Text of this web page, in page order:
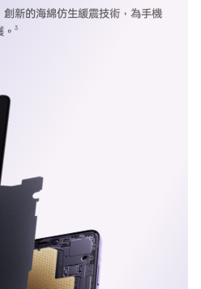
新的海綿仿生緩震技術，為手機
。3